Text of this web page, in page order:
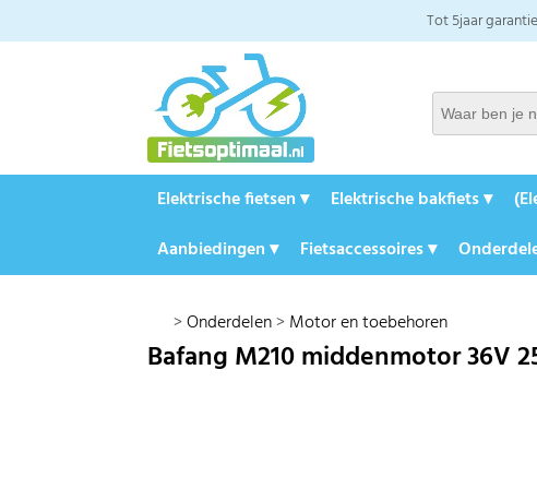
Tot 5jaar
Elektrische fietsen ▾ Elektrische bakfiets ▾
Aanbiedingen ▾
Fietsaccessoires ▾
>Onderdelen>Motor en toebehoren
Bafang M210 middenmotor 36V